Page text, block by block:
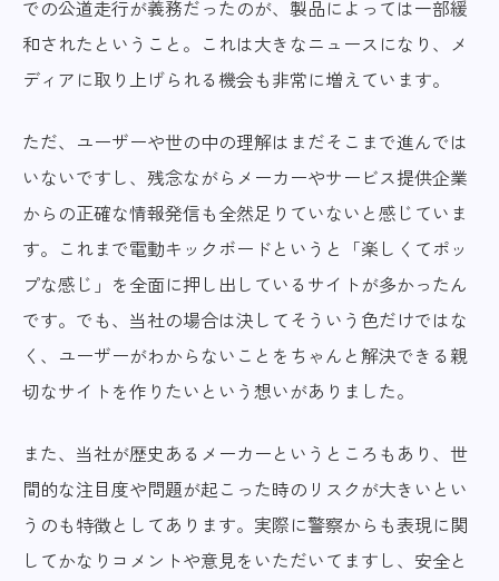
での公道走行が義務だったのが、製品によっては一部緩
和されたということ。これは大きなニュースになり、メ
ディアに取り上げられる機会も非常に増えています。
ただ、ユーザーや世の中の理解はまだそこまで進んでは
いないですし、残念ながらメーカーやサービス提供企業
からの正確な情報発信も全然足りていないと感じていま
す。これまで電動キックボードというと「楽しくてポッ
プな感じ」を全面に押し出しているサイトが多かったん
です。でも、当社の場合は決してそういう色だけではな
く、ユーザーがわからないことをちゃんと解決できる親
切なサイトを作りたいという想いがありました。
また、当社が歴史あるメーカーというところもあり、世
間的な注目度や問題が起こった時のリスクが大きいとい
うのも特徴としてあります。実際に警察からも表現に関
してかなりコメントや意見をいただいてますし、安全と